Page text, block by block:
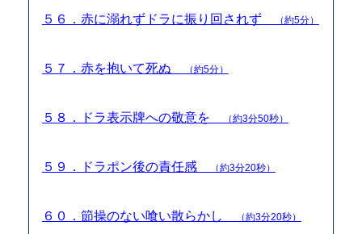
５６．赤に溺れずドラに振り回されず （約5分）
５７．赤を抱いて死ぬ （約5分）
５８．ドラ表示牌への敬意を （約3分50秒）
５９．ドラポン後の責任感 （約3分20秒）
６０．節操のない喰い散らかし （約3分20秒）